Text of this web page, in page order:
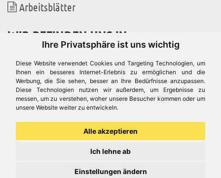
Ihre Privatsphäre ist uns wichtig
Diese Website verwendet Cookies und Targeting Technologien, um
Ihnen ein besseres Internet-Erlebnis zu ermöglichen und die
Werbung, die Sie sehen, besser an Ihre Bedürfnisse anzupassen.
Diese Technologien nutzen wir außerdem, um Ergebnisse zu
messen, um zu verstehen, woher unsere Besucher kommen oder um
unsere Website weiter zu entwickeln.
Alle akzeptieren
Ich lehne ab
Einstellungen ändern
Arbeitsblätter
WIR BEFINDEN UNS IN
Es gibt uns auch in
© Aduis 1996 - 2026